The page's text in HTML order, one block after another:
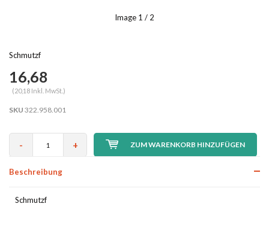
Image 1 / 2
Schmutzf
16,68
(20,18 Inkl. MwSt.)
SKU 322.958.001
- + ZUM WARENKORB HINZUFÜGEN
Beschreibung
Schmutzf